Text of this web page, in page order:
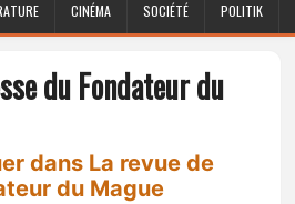
CINÉMA SOCIÉTÉ POLITIK
du Fondateur du
dans La revue de
du Mague